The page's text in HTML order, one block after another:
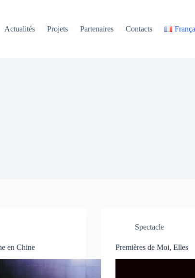
Actualités Projets Partenaires Contacts
en Chine
Spectacle
Premières de Moi, Elles